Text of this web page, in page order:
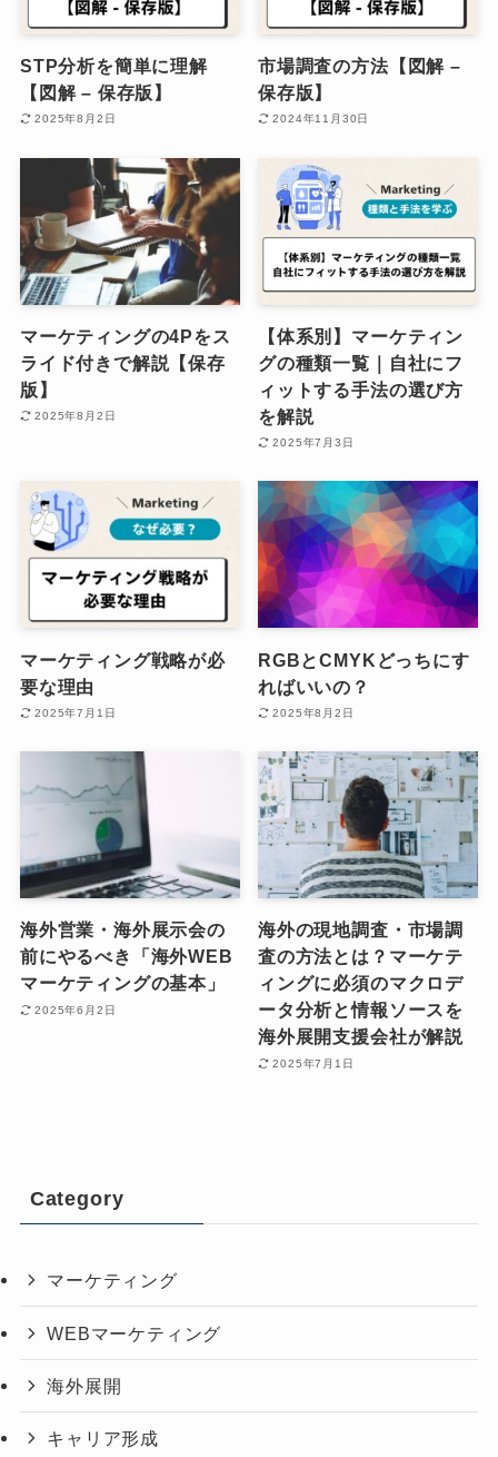
STP分析を簡単に理解
【図解 – 保存版】
2025年8月2日
市場調査の方法【図解 –
保存版】
2024年11月30日
マーケティングの4Pをス
ライド付きで解説【保存
版】
2025年8月2日
【体系別】マーケティン
グの種類一覧｜自社にフ
ィットする手法の選び方
を解説
2025年7月3日
マーケティング戦略が必
要な理由
2025年7月1日
RGBとCMYKどっちにす
ればいいの？
2025年8月2日
海外営業・海外展示会の
前にやるべき「海外WEB
マーケティングの基本」
2025年6月2日
海外の現地調査・市場調
査の方法とは？マーケテ
ィングに必須のマクロデ
ータ分析と情報ソースを
海外展開支援会社が解説
2025年7月1日
Category
マーケティング
WEBマーケティング
海外展開
キャリア形成